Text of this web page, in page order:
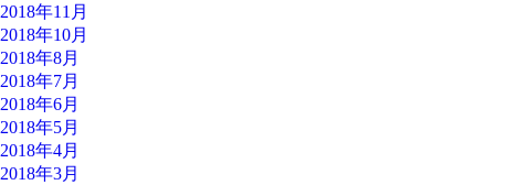
2018年11月
2018年10月
2018年8月
2018年7月
2018年6月
2018年5月
2018年4月
2018年3月